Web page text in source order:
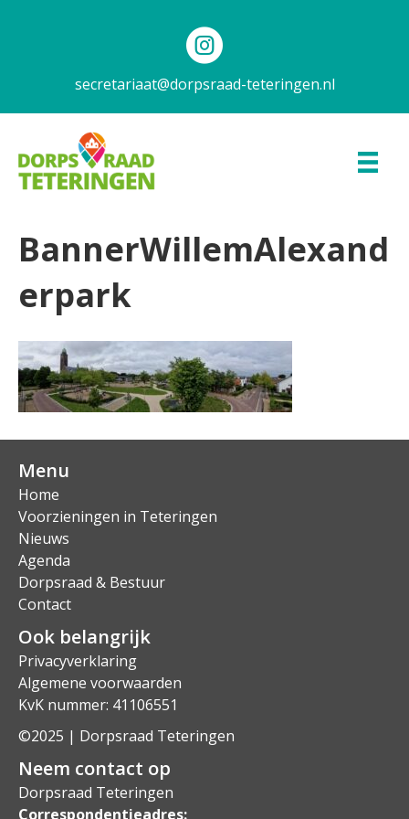
secretariaat@dorpsraad-teteringen.nl
BannerWillemAlexand
erpark
Menu
Home
Voorzieningen in Teteringen
Nieuws
Agenda
Dorpsraad & Bestuur
Contact
Ook belangrijk
Privacyverklaring
Algemene voorwaarden
KvK nummer: 41106551
©2025 | Dorpsraad Teteringen
Neem contact op
Dorpsraad Teteringen
Correspondentieadres: